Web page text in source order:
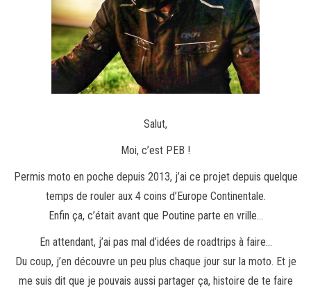
Salut,
Moi, c’est PEB !
Permis moto en poche depuis 2013, j’ai ce projet depuis quelque
temps de rouler aux 4 coins d’Europe Continentale.
Enfin ça, c’était avant que Poutine parte en vrille…
En attendant, j’ai pas mal d’idées de roadtrips à faire…
Du coup, j’en découvre un peu plus chaque jour sur la moto. Et je
me suis dit que je pouvais aussi partager ça, histoire de te faire